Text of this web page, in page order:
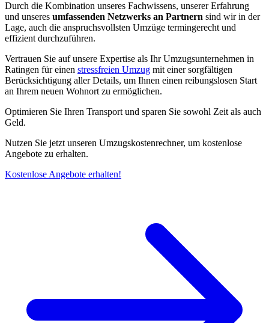
Durch die Kombination unseres Fachwissens, unserer Erfahrung
und unseres umfassenden Netzwerks an Partnern sind wir in der
Lage, auch die anspruchsvollsten Umzüge termingerecht und
effizient durchzuführen.
Vertrauen Sie auf unsere Expertise als Ihr Umzugsunternehmen in
Ratingen für einen stressfreien Umzug mit einer sorgfältigen
Berücksichtigung aller Details, um Ihnen einen reibungslosen Start
an Ihrem neuen Wohnort zu ermöglichen.
Optimieren Sie Ihren Transport und sparen Sie sowohl Zeit als auch
Geld.
Nutzen Sie jetzt unseren Umzugskostenrechner, um kostenlose
Angebote zu erhalten.
Kostenlose Angebote erhalten!